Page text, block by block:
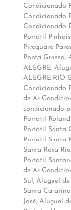
Condicionado
Condicionado
Condicionado
Portátil Pinhais,
Piraquara
Ponta Grossa,
ALEGRE,
ALEGRE RIO
Condicionado
de Ar
condicionado
Portátil
Portátil Santa
Portátil Santa
Santa Rosa
Portátil
de Ar
Sul, Aluguel
Santa Catarina,
José, Aluguel